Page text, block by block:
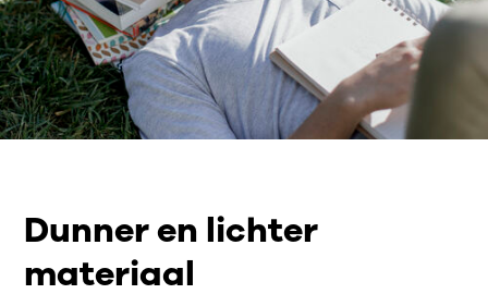
Dunner en lichter
materiaal